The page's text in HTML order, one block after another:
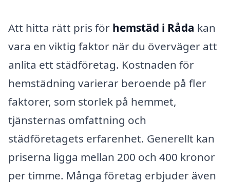
Att hitta rätt pris för hemstäd i Råda kan
vara en viktig faktor när du överväger att
anlita ett städföretag. Kostnaden för
hemstädning varierar beroende på fler
faktorer, som storlek på hemmet,
tjänsternas omfattning och
städföretagets erfarenhet. Generellt kan
priserna ligga mellan 200 och 400 kronor
per timme. Många företag erbjuder även